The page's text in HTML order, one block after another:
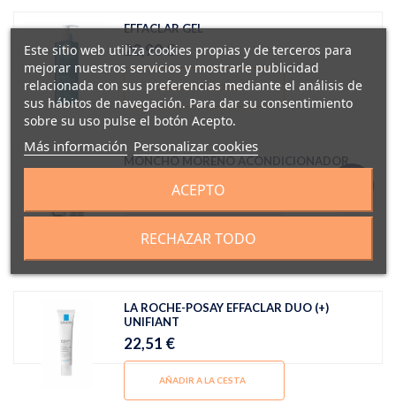
EFFACLAR GEL
20,90 €
AÑADIR A LA CESTA
MONCHO MORENO ACONDICIONADOR
22,51 €
AÑADIR A LA CESTA
LA ROCHE-POSAY EFFACLAR DUO (+)
UNIFIANT
22,51 €
AÑADIR A LA CESTA
Este sitio web utiliza cookies propias y de terceros para
mejorar nuestros servicios y mostrarle publicidad
relacionada con sus preferencias mediante el análisis de
sus hábitos de navegación. Para dar su consentimiento
sobre su uso pulse el botón Acepto.
Más información Personalizar cookies
RECHAZAR TODO
ACEPTO